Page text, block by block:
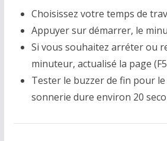
Choisissez votre temps de
Appuyer sur démarrer, le
Si vous souhaitez arréter ou
minuteur, actualisé la page
Tester le buzzer de fin pour
sonnerie dure environ 20